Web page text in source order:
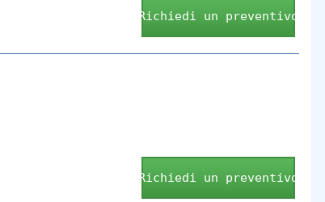
Richiedi un preventivo
Richiedi un preventivo